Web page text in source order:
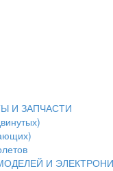
И ЗАПЧАСТИ
И